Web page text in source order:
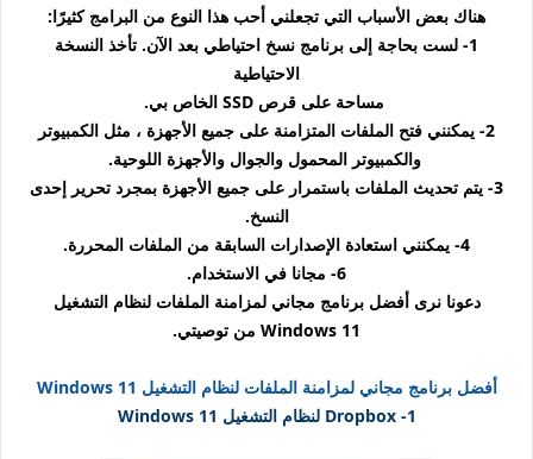
هناك بعض الأسباب التي تجعلني أحب هذا النوع من البرامج كثيرًا:
1- لست بحاجة إلى برنامج نسخ احتياطي بعد الآن. تأخذ النسخة
الاحتياطية
مساحة على قرص SSD الخاص بي.
2- يمكنني فتح الملفات المتزامنة على جميع الأجهزة ، مثل الكمبيوتر
والكمبيوتر المحمول والجوال والأجهزة اللوحية.
3- يتم تحديث الملفات باستمرار على جميع الأجهزة بمجرد تحرير إحدى
النسخ.
4- يمكنني استعادة الإصدارات السابقة من الملفات المحررة.
6- مجانا في الاستخدام.
دعونا نرى أفضل برنامج مجاني لمزامنة الملفات لنظام التشغيل
Windows 11 من توصيتي.
أفضل برنامج مجاني لمزامنة الملفات لنظام التشغيل Windows 11
1- Dropbox لنظام التشغيل Windows 11